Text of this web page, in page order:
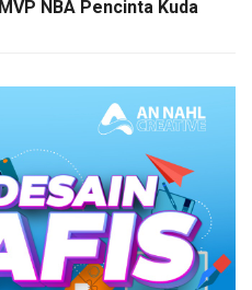
NBA Pencinta Kuda